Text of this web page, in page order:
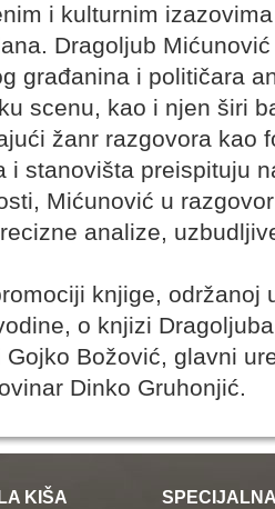
i kulturnim
Dragoljub
građanina i političara
scenu, kao i njen širi
žanr razgovora kao
i stanovišta preispituju
Mićunović u
analize,
knjige, održanoj
o knjizi
Gojko Božović, glavni
Dinko Gruhonjić.
KIŠA